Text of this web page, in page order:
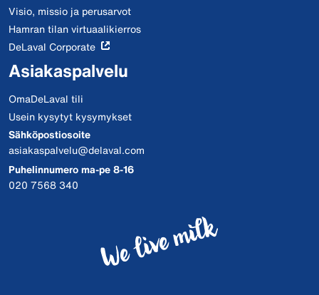
Visio, missio ja perusarvot
Hamran tilan virtuaalikierros
DeLaval Corporate
Asiakaspalvelu
OmaDeLaval tili
Usein kysytyt kysymykset
Sähköpostiosoite
asiakaspalvelu@delaval.com
Puhelinnumero ma-pe 8-16
020 7568 340